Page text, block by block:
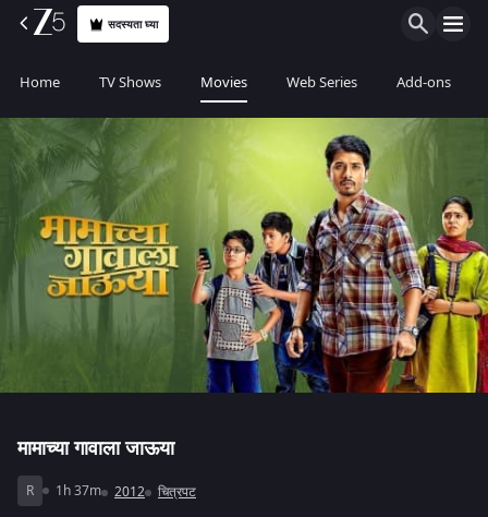
सदस्यता घ्या
Home TV Shows Movies Web Series Add-ons
मामाच्या गावाला जाऊया
R 1h 37m 2012 चित्रपट